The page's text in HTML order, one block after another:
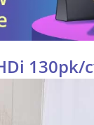
130pk/